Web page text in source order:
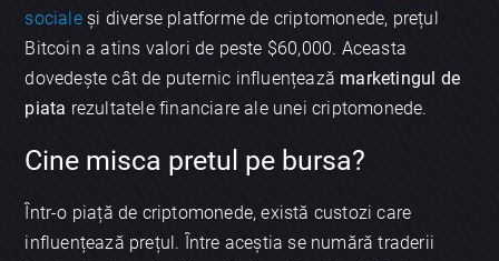
socialeși diverse platforme de criptomonede, prețul
Bitcoin a atins valori de peste $60,000. Aceasta
dovedește cât de puternic influențează marketingul de
piata rezultatele financiare ale unei criptomonede.
Cine misca pretul pe bursa?
Într-o piață de criptomonede, există custozi care
influențează prețul. Între aceștia se numără traderii